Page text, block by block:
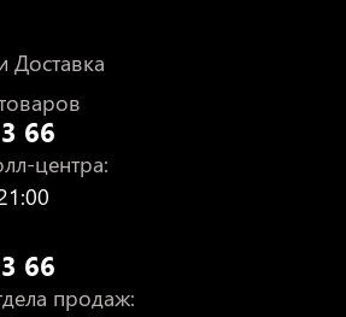
Доставка
66
центра:
66
продаж: